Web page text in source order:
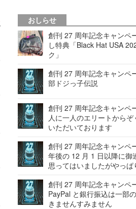
おしらせ
創刊 27 周年記念キャンペ
し特典「Black Hat USA
ク」
創刊 27 周年記念キャンペ
部ドジっ子伝説
創刊 27 周年記念キャンペ
人に一人のエリートから
いただいております
創刊 27 周年記念キャンペ
年後の 12 月 1 日以降に御
思ってはいましたがやっ
創刊 27 周年記念キャンペ
PayPal と銀行振込は一部
きませんすみません